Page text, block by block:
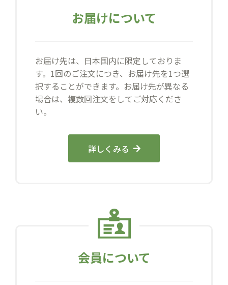
お届けについて
お届け先は、日本国内に限定しておりま
す。1回のご注文につき、お届け先を1つ選
択することができます。お届け先が異なる
場合は、複数回注文をしてご対応くださ
い。
詳しくみる
会員について